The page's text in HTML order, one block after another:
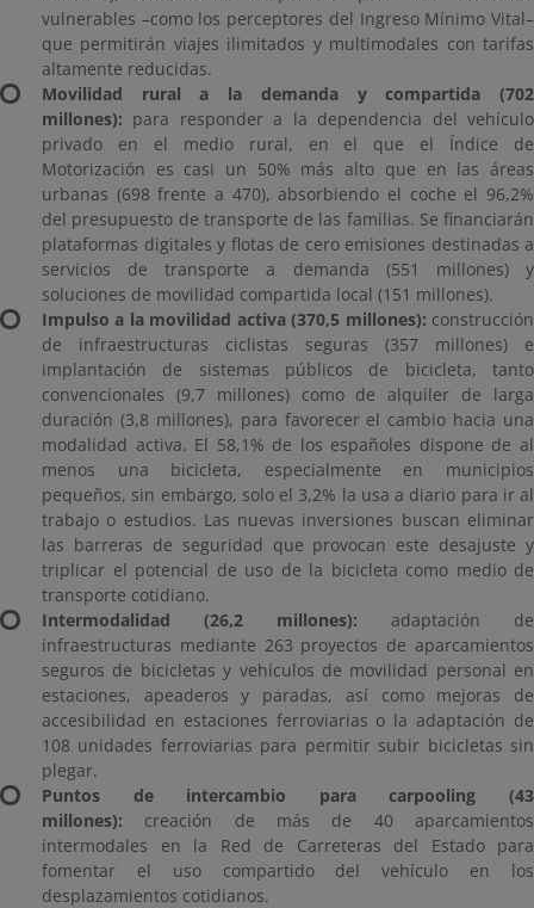
vulnerables –como los perceptores del Ingreso Mínimo Vital–
que permitirán viajes ilimitados y multimodales con tarifas
altamente reducidas.
Movilidad rural a la demanda y compartida (702
millones): para responder a la dependencia del vehículo
privado en el medio rural, en el que el Índice de
Motorización es casi un 50% más alto que en las áreas
urbanas (698 frente a 470), absorbiendo el coche el 96,2%
del presupuesto de transporte de las familias. Se financiarán
plataformas digitales y flotas de cero emisiones destinadas a
servicios de transporte a demanda (551 millones) y
soluciones de movilidad compartida local (151 millones).
Impulso a la movilidad activa (370,5 millones): construcción
de infraestructuras ciclistas seguras (357 millones) e
implantación de sistemas públicos de bicicleta, tanto
convencionales (9,7 millones) como de alquiler de larga
duración (3,8 millones), para favorecer el cambio hacia una
modalidad activa. El 58,1% de los españoles dispone de al
menos una bicicleta, especialmente en municipios
pequeños, sin embargo, solo el 3,2% la usa a diario para ir al
trabajo o estudios. Las nuevas inversiones buscan eliminar
las barreras de seguridad que provocan este desajuste y
triplicar el potencial de uso de la bicicleta como medio de
transporte cotidiano.
Intermodalidad (26,2 millones): adaptación de
infraestructuras mediante 263 proyectos de aparcamientos
seguros de bicicletas y vehículos de movilidad personal en
estaciones, apeaderos y paradas, así como mejoras de
accesibilidad en estaciones ferroviarias o la adaptación de
108 unidades ferroviarias para permitir subir bicicletas sin
plegar.
Puntos de intercambio para carpooling (43
millones): creación de más de 40 aparcamientos
intermodales en la Red de Carreteras del Estado para
fomentar el uso compartido del vehículo en los
desplazamientos cotidianos.